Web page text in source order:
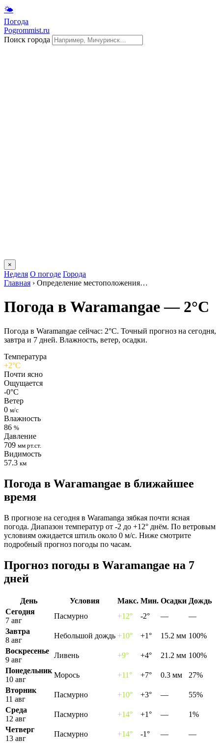
🌤
Погода
Pogrommist.ru
Поиск города
×
Неделя О погоде Города
Главная › Определение местоположения…
Погода в Waramangaе — 2°C
Погода в Waramangaе сейчас: 2°C. Точный прогноз на сегодня,
завтра и 7 дней. Влажность, ветер, осадки.
Температура
+2°C
Почти ясно
Ощущается
-0°C
Ветер
0 м/с
Влажность
86 %
Давление
709 мм рт.ст.
Видимость
57.3 км
Погода в Waramangaе в ближайшее
время
В прогнозе на сегодня в Waramanga зябкая почти ясная
погода. Диапазон температур от -2 до +12° днём. По ветровым
условиям ожидается штиль около 0 м/с. Ниже смотрите
подробный прогноз погоды по часам.
Прогноз погоды в Waramangaе на 7
дней
День Условия Макс. Мин. Осадки Дождь
Сегодня
7 авг
Пасмурно +12° -2° —
—
Завтра
8 авг
Небольшой дождь +10° +1° 15.2 мм 100%
Воскресенье
9 авг
Ливень +9° +4° 21.2 мм 100%
Понедельник
10 авг
Морось +11° +7° 0.3 мм
27%
Вторник
11 авг
Пасмурно +10° +3° —
55%
Среда
12 авг
Пасмурно +14° +1° —
1%
Четверг
13 авг
Пасмурно +14° -1° — —